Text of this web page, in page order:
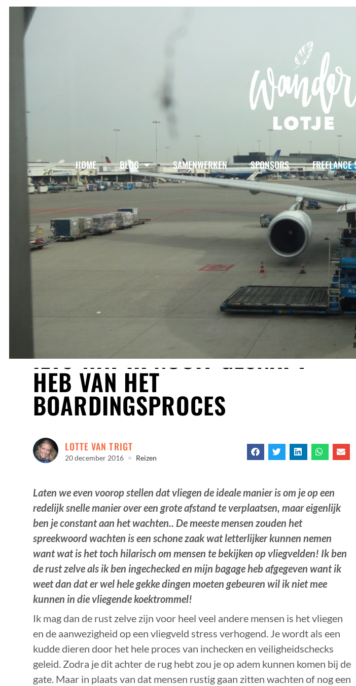
HOME BLOG SAMENWERKEN SPONSORS FREELANCE
IETS WAT IK NOOIT GESNAPT
HEB VAN HET
BOARDINGSPROCES
LOTTE VAN TRIGT
20 december 2016 Reizen
Laten we even voorop stellen dat vliegen de ideale manier is om je op een
redelijk snelle manier over een grote afstand te verplaatsen, maar eigenlijk
ben je constant aan het wachten.. De meeste mensen zouden het
spreekwoord wachten is een schone zaak wat letterlijker kunnen nemen
want wat is het toch hilarisch om mensen te bekijken op vliegvelden! Ik ben
de rust zelve als ik ben ingechecked en mijn bagage heb afgegeven want ik
weet dan dat er wel hele gekke dingen moeten gebeuren wil ik niet mee
kunnen in die vliegende koektrommel!
Ik mag dan de rust zelve zijn voor heel veel andere mensen is het vliegen
en de aanwezigheid op een vliegveld stress verhogend. Je wordt als een
kudde dieren door het hele proces van inchecken en veiligheidschecks
geleid. Zodra je dit achter de rug hebt zou je op adem kunnen komen bij de
gate. Maar in plaats van dat mensen rustig gaan zitten wachten of nog een